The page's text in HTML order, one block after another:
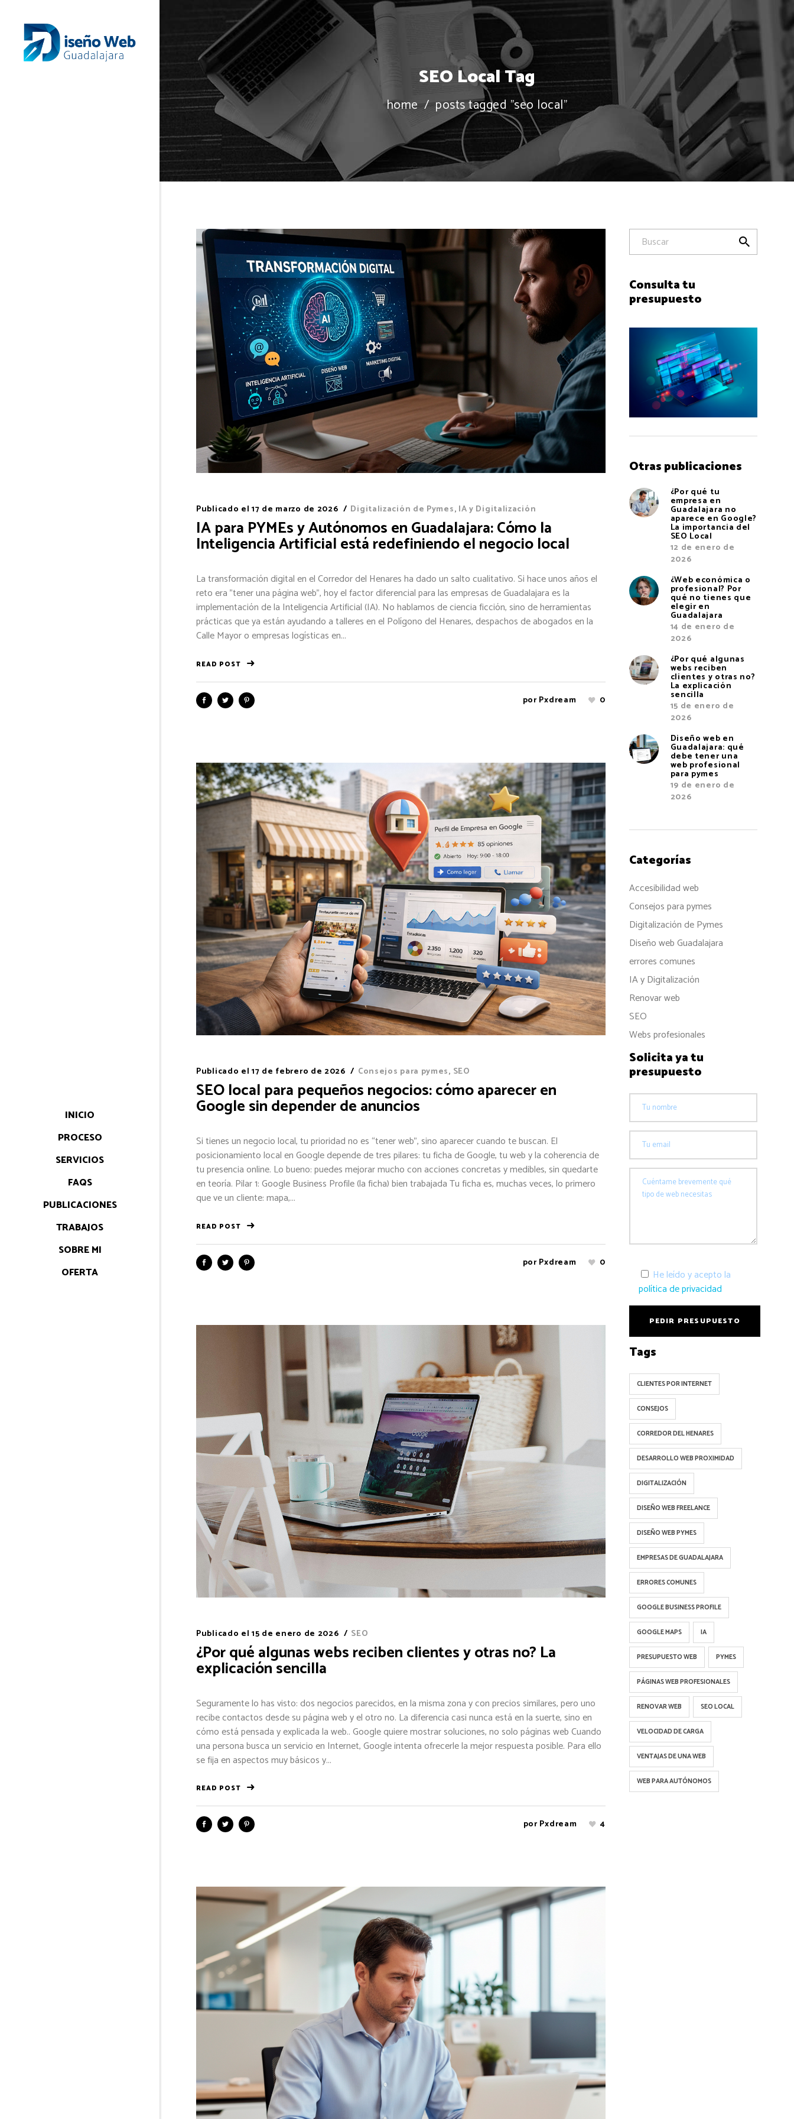
INICIO
PROCESO
SERVICIOS
FAQS
PUBLICACIONES
TRABAJOS
SOBRE MI
OFERTA
SEO Local Tag
home/posts tagged "seo local"
Publicado el 17 de marzo de 2026 Digitalización de Pymes, IA y Digitalización
IA para PYMEs y Autónomos en Guadalajara: Cómo la
Inteligencia Artificial está redefiniendo el negocio local
La transformación digital en el Corredor del Henares ha dado un salto cualitativo. Si hace unos años el
reto era "tener una página web", hoy el factor diferencial para las empresas de Guadalajara es la
implementación de la Inteligencia Artificial (IA). No hablamos de ciencia ficción, sino de herramientas
prácticas que ya están ayudando a talleres en el Polígono del Henares, despachos de abogados en la
Calle Mayor o empresas logísticas en...
READ POST
porPxdream 0
Publicado el 17 de febrero de 2026 Consejos para pymes, SEO
SEO local para pequeños negocios: cómo aparecer en
Google sin depender de anuncios
Si tienes un negocio local, tu prioridad no es “tener web”, sino aparecer cuando te buscan. El
posicionamiento local en Google depende de tres pilares: tu ficha de Google, tu web y la coherencia de
tu presencia online. Lo bueno: puedes mejorar mucho con acciones concretas y medibles, sin quedarte
en teoría. Pilar 1: Google Business Profile (la ficha) bien trabajada Tu ficha es, muchas veces, lo primero
que ve un cliente: mapa,...
READ POST
porPxdream 0
Publicado el 15 de enero de 2026 SEO
¿Por qué algunas webs reciben clientes y otras no? La
explicación sencilla
Seguramente lo has visto: dos negocios parecidos, en la misma zona y con precios similares, pero uno
recibe contactos desde su página web y el otro no. La diferencia casi nunca está en la suerte, sino en
cómo está pensada y explicada la web.. Google quiere mostrar soluciones, no solo páginas web Cuando
una persona busca un servicio en Internet, Google intenta ofrecerle la mejor respuesta posible. Para ello
se fija en aspectos muy básicos y...
READ POST
porPxdream 4

Consulta tu
presupuesto
Otras publicaciones
¿Por qué tu
empresa en
Guadalajara no
aparece en Google?
La importancia del
SEO Local
12 de enero de
2026
¿Web económica o
profesional? Por
qué no tienes que
elegir en
Guadalajara
14 de enero de
2026
¿Por qué algunas
webs reciben
clientes y otras no?
La explicación
sencilla
15 de enero de
2026
Diseño web en
Guadalajara: qué
debe tener una
web profesional
para pymes
19 de enero de
2026
Categorías
Accesibilidad web
Consejos para pymes
Digitalización de Pymes
Diseño web Guadalajara
errores comunes
IA y Digitalización
Renovar web
SEO
Webs profesionales
Solicita ya tu
presupuesto
He leído y acepto la
política de privacidad
Tags
CLIENTES POR INTERNET
CONSEJOS
CORREDOR DEL HENARES
DESARROLLO WEB PROXIMIDAD
DIGITALIZACIÓN
DISEÑO WEB FREELANCE
DISEÑO WEB PYMES
EMPRESAS DE GUADALAJARA
ERRORES COMUNES
GOOGLE BUSINESS PROFILE
GOOGLE MAPS IA
PRESUPUESTO WEB PYMES
PÁGINAS WEB PROFESIONALES
RENOVAR WEB SEO LOCAL
VELOCIDAD DE CARGA
VENTAJAS DE UNA WEB
WEB PARA AUTÓNOMOS